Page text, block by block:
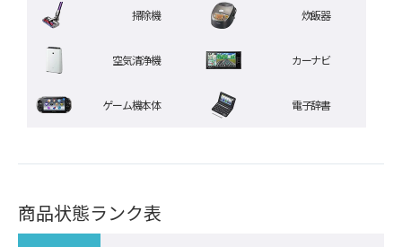
掃除機 炊飯器
空気清浄機 カーナビ
ゲーム機本体 電子辞書
商品状態ランク表